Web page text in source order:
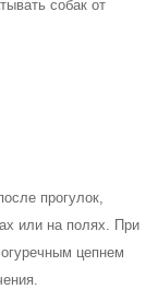
собак от
прогулок,
или на полях. При
цепнем